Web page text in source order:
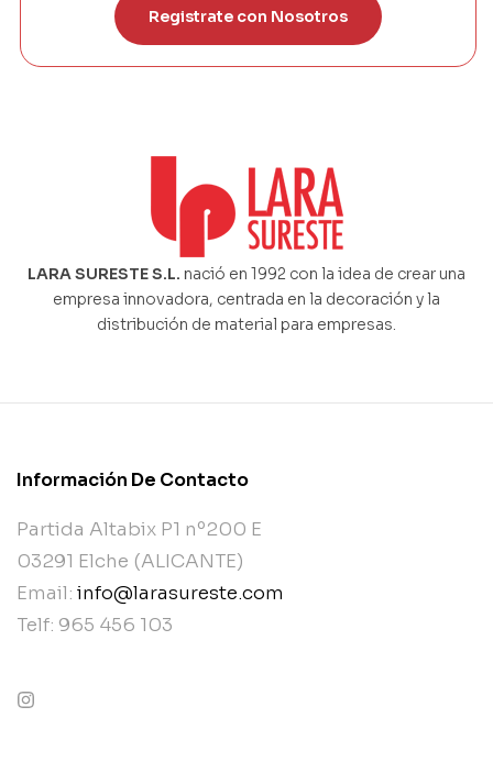
Registrate con Nosotros
LARA SURESTE S.L. nació en 1992 con la idea de crear una
empresa innovadora, centrada en la decoración y la
distribución de material para empresas.
Información De Contacto
Partida Altabix P1 nº200 E
03291 Elche (ALICANTE)
Email: info@larasureste.com
Telf: 965 456 103